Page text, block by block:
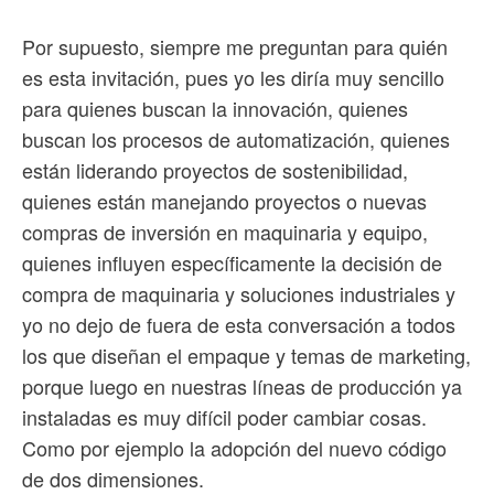
Por supuesto, siempre me preguntan para quién
es esta invitación, pues yo les diría muy sencillo
para quienes buscan la innovación, quienes
buscan los procesos de automatización, quienes
están liderando proyectos de sostenibilidad,
quienes están manejando proyectos o nuevas
compras de inversión en maquinaria y equipo,
quienes influyen específicamente la decisión de
compra de maquinaria y soluciones industriales y
yo no dejo de fuera de esta conversación a todos
los que diseñan el empaque y temas de marketing,
porque luego en nuestras líneas de producción ya
instaladas es muy difícil poder cambiar cosas.
Como por ejemplo la adopción del nuevo código
de dos dimensiones.